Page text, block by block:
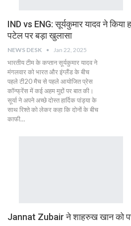
IND vs ENG: सूर्यकुमार यादव ने किया
पटेल पर बड़ा खुलासा
NEWS DESK Jan 22, 2025
भारतीय टीम के कप्तान सूर्यकुमार यादव ने
मंगलवार को भारत और इंग्लैंड के बीच
पहले टी20 मैच से पहले आयोजित प्रेस
कॉन्फ्रेंस में कई अहम मुद्दों पर बात की।
सूर्या ने अपने अच्छे दोस्त हार्दिक पांड्या के
साथ रिश्ते को लेकर कहा कि दोनों के बीच
काफी…
Jannat Zubair ने शाहरुख खान को